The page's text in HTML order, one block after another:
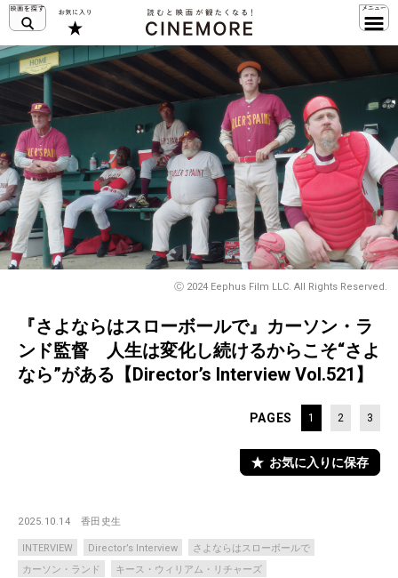
Ⓒ 2024 Eephus Film LLC. All Rights Reserved.
『さよならはスローボールで』カーソン・ラ
ンド監督 人生は変化し続けるからこそ“さよ
なら”がある【Director’s Interview Vol.521】
PAGES 1 2 3
お気に入りに保存
2025.10.14 香田史生
INTERVIEW Director’s Interview
さよならはスローボールで
カーソン・ランド
キース・ウィリアム・リチャーズ